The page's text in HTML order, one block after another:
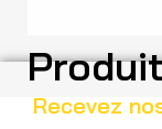
Recevez